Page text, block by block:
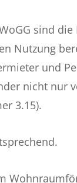
sind
Nutzung
und
nicht nur
3.15).